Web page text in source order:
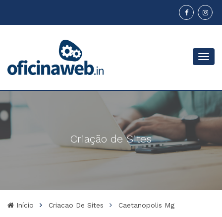
Menu
Criação de Sites
Início Criacao De Sites Caetanopolis Mg